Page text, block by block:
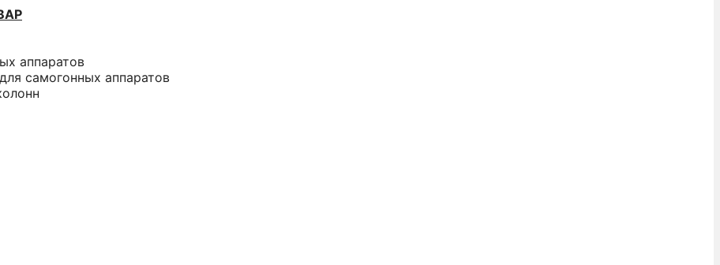
аппаратов
самогонных аппаратов